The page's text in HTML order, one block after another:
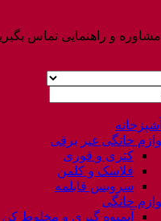
و راهنمایی تماس
خانگی غیر برقی
کتری و قوری
فلاسک و کلمن
سرویس قابلمه
خانگی
آبمیوه گیری و مخلوط کن